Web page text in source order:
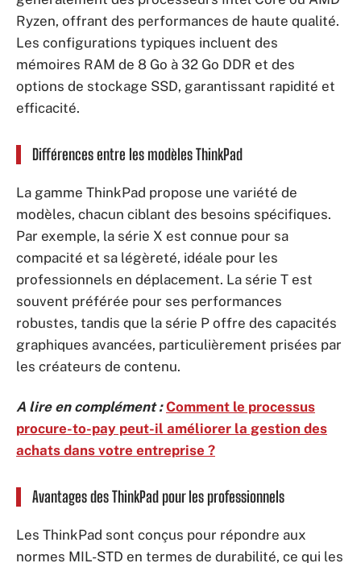
Ryzen, offrant des performances de haute qualité.
Les configurations typiques incluent des
mémoires RAM de 8 Go à 32 Go DDR et des
options de stockage SSD, garantissant rapidité et
efficacité.
Différences entre les modèles ThinkPad
La gamme ThinkPad propose une variété de
modèles, chacun ciblant des besoins spécifiques.
Par exemple, la série X est connue pour sa
compacité et sa légèreté, idéale pour les
professionnels en déplacement. La série T est
souvent préférée pour ses performances
robustes, tandis que la série P offre des capacités
graphiques avancées, particulièrement prisées par
les créateurs de contenu.
A lire en complément : Comment le processus
procure-to-pay peut-il améliorer la gestion des
achats dans votre entreprise ?
Avantages des ThinkPad pour les professionnels
Les ThinkPad sont conçus pour répondre aux
normes MIL-STD en termes de durabilité, ce qui les